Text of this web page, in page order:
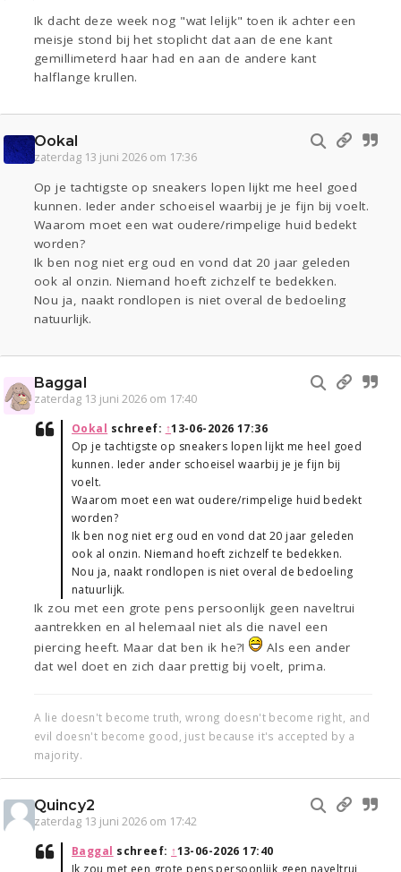
Ik dacht deze week nog "wat lelijk" toen ik achter een
meisje stond bij het stoplicht dat aan de ene kant
gemillimeterd haar had en aan de andere kant
halflange krullen.
Ookal
zaterdag 13 juni 2026 om 17:36
Op je tachtigste op sneakers lopen lijkt me heel goed
kunnen. Ieder ander schoeisel waarbij je je fijn bij voelt.
Waarom moet een wat oudere/rimpelige huid bedekt
worden?
Ik ben nog niet erg oud en vond dat 20 jaar geleden
ook al onzin. Niemand hoeft zichzelf te bedekken.
Nou ja, naakt rondlopen is niet overal de bedoeling
natuurlijk.
Baggal
zaterdag 13 juni 2026 om 17:40
Ookal schreef: ↑13-06-2026 17:36
Op je tachtigste op sneakers lopen lijkt me heel goed
kunnen. Ieder ander schoeisel waarbij je je fijn bij
voelt.
Waarom moet een wat oudere/rimpelige huid bedekt
worden?
Ik ben nog niet erg oud en vond dat 20 jaar geleden
ook al onzin. Niemand hoeft zichzelf te bedekken.
Nou ja, naakt rondlopen is niet overal de bedoeling
natuurlijk.
Ik zou met een grote pens persoonlijk geen naveltrui
aantrekken en al helemaal niet als die navel een
piercing heeft. Maar dat ben ik he?!
Als een ander
dat wel doet en zich daar prettig bij voelt, prima.
A lie doesn't become truth, wrong doesn't become right, and
evil doesn't become good, just because it's accepted by a
majority.
Quincy2
zaterdag 13 juni 2026 om 17:42
Baggal schreef: ↑13-06-2026 17:40